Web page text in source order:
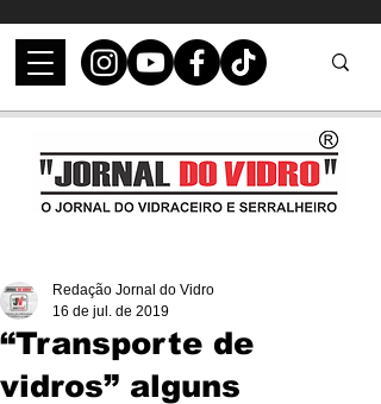
“Transporte de
vidros” alguns
Redação Jornal do Vidro
16 de jul. de 2019